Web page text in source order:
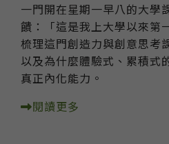
一門開在星期一早八的大學
饋：「這是我上大學以來第
梳理這門創造力與創意思考
以及為什麼體驗式、累積式
真正內化能力。
閱讀更多